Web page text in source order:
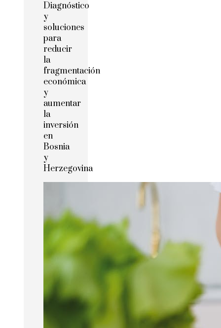
Diagnóstico
y
soluciones
para
reducir
la
fragmentación
económica
y
aumentar
la
inversión
en
Bosnia
y
Herzegovina